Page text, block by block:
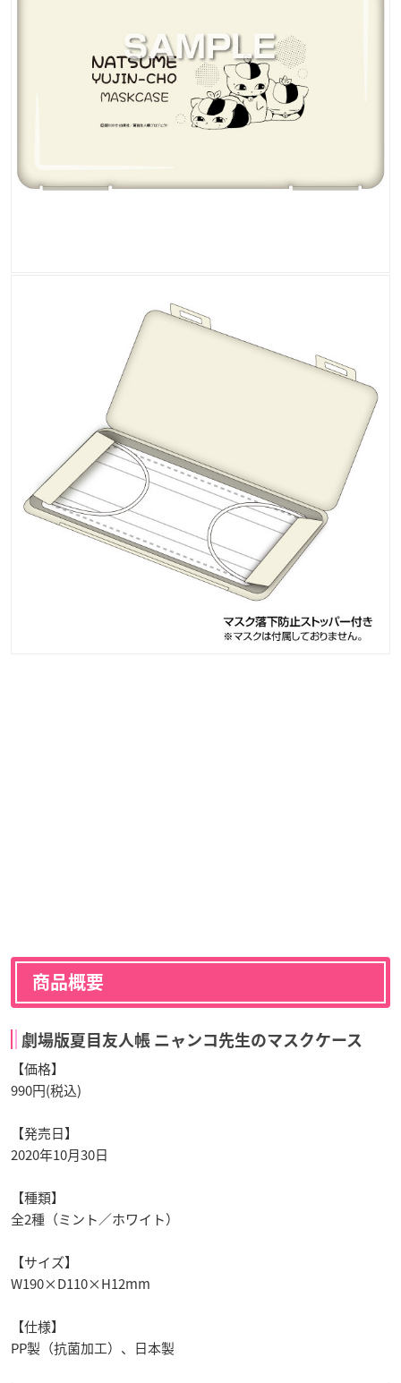
商品概要
劇場版夏目友人帳 ニャンコ先生のマスクケース
【価格】
990円(税込)
【発売日】
2020年10月30日
【種類】
全2種（ミント／ホワイト）
【サイズ】
W190×D110×H12mm
【仕様】
PP製（抗菌加工）、日本製